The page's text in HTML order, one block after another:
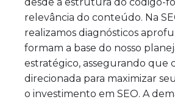
relevância do conteúdo. Na
realizamos diagnósticos
formam a base do nosso
estratégico, assegurando que
direcionada para maximizar
o investimento em SEO. A